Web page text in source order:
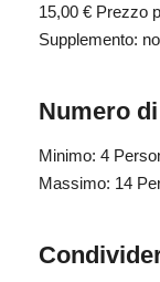
15,00 € Prezzo
Supplemento:
Numero
Minimo: 4
Massimo: 14